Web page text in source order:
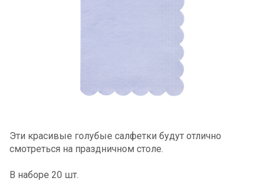
Эти красивые голубые салфетки будут отлично
смотреться на праздничном столе.
В наборе 20 шт.